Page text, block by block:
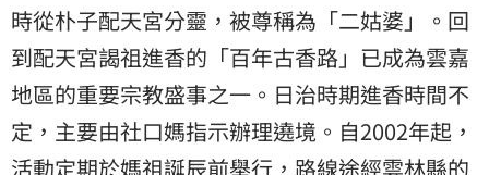
時從朴子配天宮分靈，被尊稱為「二姑婆」。回
到配天宮謁祖進香的「百年古香路」已成為雲嘉
地區的重要宗教盛事之一。日治時期進香時間不
定，主要由社口媽指示辦理遶境。自2002年起，
活動定期於媽祖誕辰前舉行，路線途經雲林縣的